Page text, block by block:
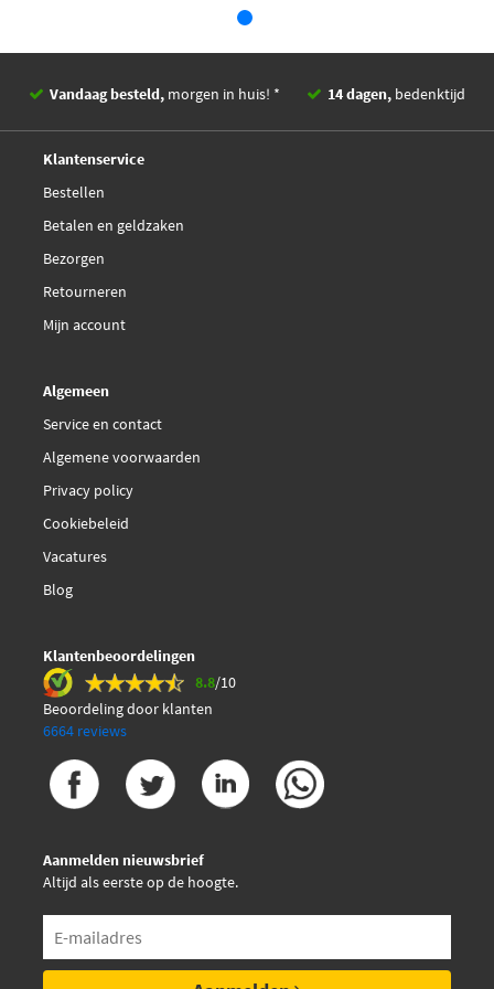
Vandaag besteld, morgen in huis! * 14 dagen, bedenktijd
Klantenservice
Bestellen
Betalen en geldzaken
Bezorgen
Retourneren
Mijn account
Algemeen
Service en contact
Algemene voorwaarden
Privacy policy
Cookiebeleid
Vacatures
Blog
Klantenbeoordelingen
8.8/10
Beoordeling door klanten
6664 reviews
Aanmelden nieuwsbrief
Altijd als eerste op de hoogte.